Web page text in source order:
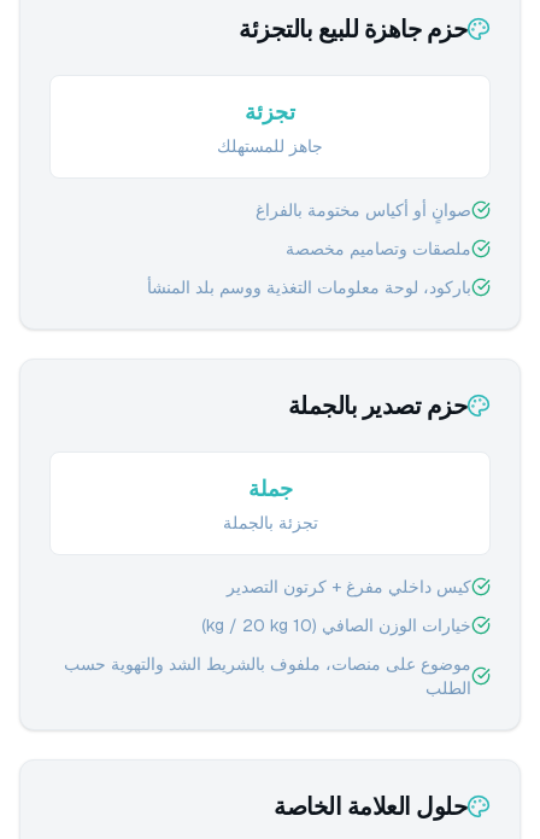
حزم جاهزة للبيع بالتجزئة
تجزئة
جاهز للمستهلك
صوانٍ أو أكياس مختومة بالفراغ
ملصقات وتصاميم مخصصة
باركود، لوحة معلومات التغذية ووسم بلد المنشأ
حزم تصدير بالجملة
جملة
تجزئة بالجملة
كيس داخلي مفرغ + كرتون التصدير
خيارات الوزن الصافي (10 kg / 20 kg)
موضوع على منصات، ملفوف بالشريط الشد والتهوية حسب
الطلب
حلول العلامة الخاصة